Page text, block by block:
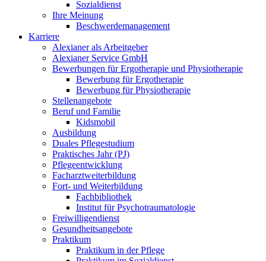
Sozialdienst
Ihre Meinung
Beschwerdemanagement
Karriere
Alexianer als Arbeitgeber
Alexianer Service GmbH
Bewerbungen für Ergotherapie und Physiotherapie
Bewerbung für Ergotherapie
Bewerbung für Physiotherapie
Stellenangebote
Beruf und Familie
Kidsmobil
Ausbildung
Duales Pflegestudium
Praktisches Jahr (PJ)
Pflegeentwicklung
Facharztweiterbildung
Fort- und Weiterbildung
Fachbibliothek
Institut für Psychotraumatologie
Freiwilligendienst
Gesundheitsangebote
Praktikum
Praktikum in der Pflege